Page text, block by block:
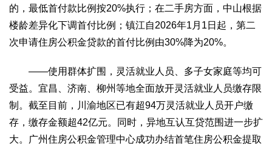
视频
访谈 动态
地方
冀 晋 蒙 辽 吉 黑 沪 苏 浙 皖
闽
赣
鲁 豫 鄂 粤 桂 琼 渝 川 黔 滇
藏
陕
甘 青 新 港 澳 台
智库
的，最低首付款比例按20%执行；在二手房方面，中山根据
楼龄差异化下调首付比例；镇江自2026年1月1日起，第二
次申请住房公积金贷款的首付比例由30%降为20%。
——使用群体扩围，灵活就业人员、多子女家庭等均可
受益。宜昌、济南、柳州等地全面放开灵活就业人员缴存限
制。截至目前，川渝地区已有超94万灵活就业人员开户缴
存，缴存金额超42亿元。同时，异地互认互贷范围进一步扩
大。广州住房公积金管理中心成功办结首笔住房公积金提取